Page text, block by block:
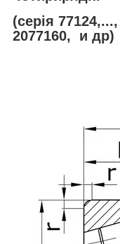
(серія
2077160, и др)